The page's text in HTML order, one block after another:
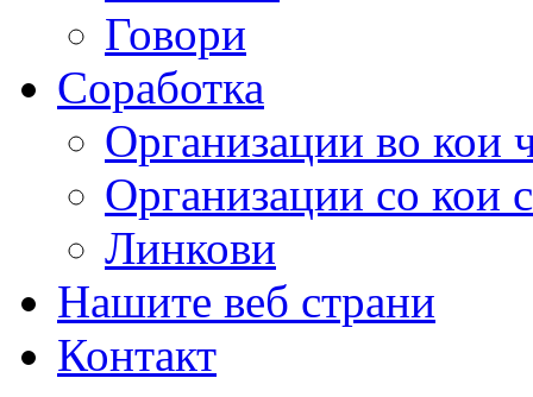
Говори
Соработка
Организации во кои
Организации со кои
Линкови
Нашите веб страни
Контакт